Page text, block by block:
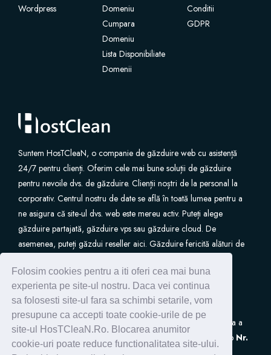
Folosim cookies pentru a iti oferi cea mai buna
experienta pe site-ul nostru. Daca vei continua
sa folosesti site-ul fara sa schimbi setarile, vom
presupune ca accepti toate cookie-urile de pe
site-ul HosTCleaN.Ro. Blocarea anumitor
cookie-uri poate reduce functionalitatea site-ului.
Wordpress
Domeniu
Cumpara
Domeniu
Lista Disponibiliate
Domenii
Conditii
GDPR
Suntem HosTCleaN, o companie de găzduire web cu asistență
24/7 pentru clienți. Oferim cele mai bune soluții de găzduire
pentru nevoile dvs. de găzduire. Clienții noștri de la personal la
corporativ. Centrul nostru de date se află în toată lumea pentru a
ne asigura că site-ul dvs. web este mereu activ. Puteți alege
găzduire partajată, găzduire vps sau găzduire cloud. De
asemenea, puteți găzdui reseller aici. Găzduire fericită alături de
S.C. HostClean S.R.L
este inscrisa in Registrul de Evidenta a
Prelucrarilor de Date cu Caracter Personal (ANSPDCP) sub Nr.
0005266